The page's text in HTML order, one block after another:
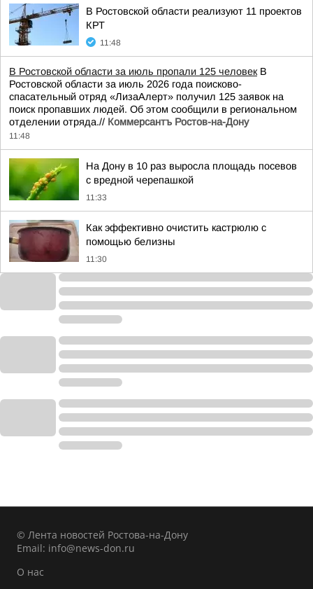
В Ростовской области реализуют 11 проектов
КРТ
11:48
В Ростовской области за июль пропали 125 человекВ
Ростовской области за июль 2026 года поисково-
спасательный отряд «ЛизаАлерт» получил 125 заявок на
поиск пропавших людей. Об этом сообщили в региональном
отделении отряда.// Коммерсантъ Ростов-на-Дону
11:48
На Дону в 10 раз выросла площадь посевов
с вредной черепашкой
11:33
Как эффективно очистить кастрюлю с
помощью белизны
11:30
© Лента новостей Ростова-на-Дону
Email: info@news-don.ru
О нас